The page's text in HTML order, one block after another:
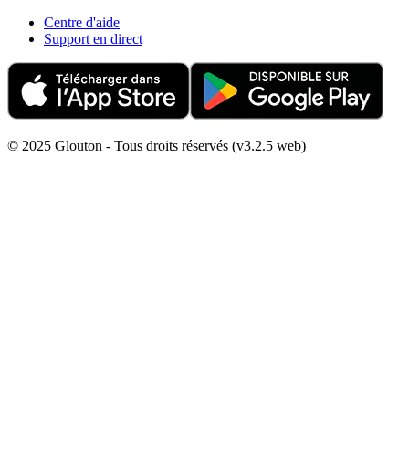
Centre d'aide
Support en direct
© 2025 Glouton - Tous droits réservés (v3.2.5 web)